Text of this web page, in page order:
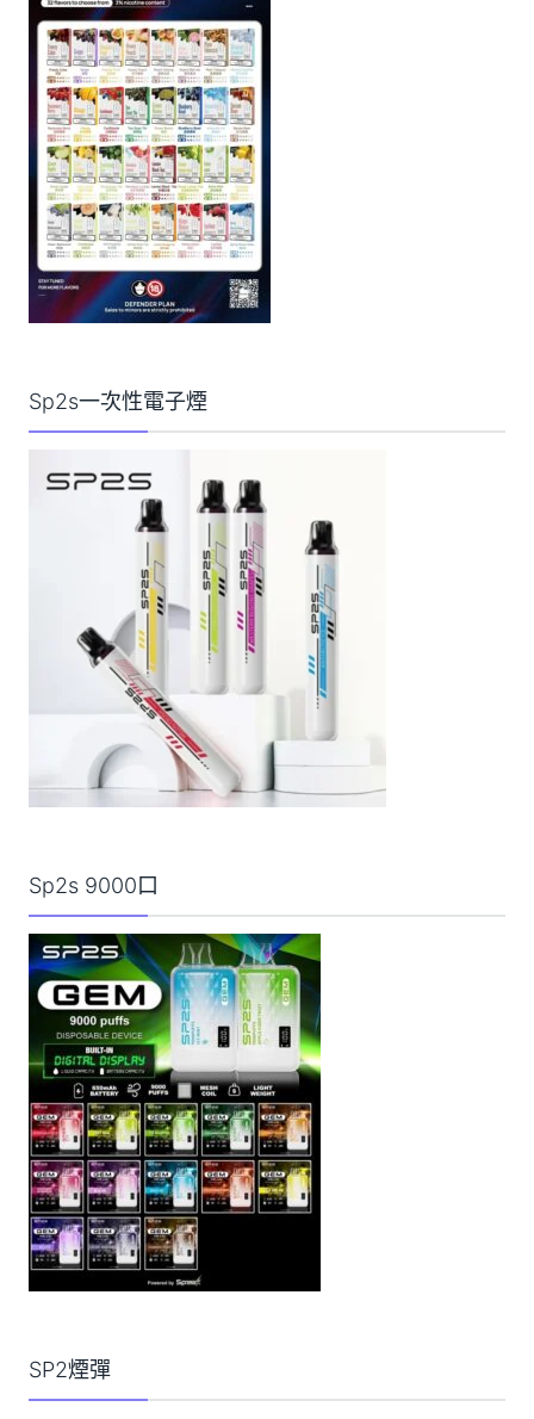
Sp2s一次性電子煙
Sp2s 9000口
SP2煙彈